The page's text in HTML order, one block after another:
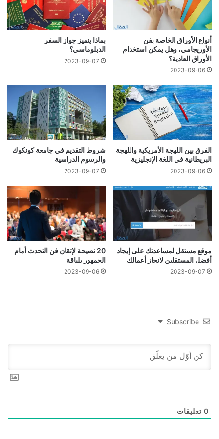
أنواع الأوراق الخاصة بفن
الأوريجامي، وهل يمكن استخدام
الأوراق العادية؟
2023-09-06
بماذا يتميز جواز السفر
الدبلوماسي؟
2023-09-07
الفرق بين اللهجة الأمريكية واللهجة
البريطانية في اللغة الإنجليزية
2023-09-06
شروط التقديم في جامعة كونكوك
والرسوم الدراسية
2023-09-07
موقع مستقل لمساعدتك على إيجاد
أفضل المستقلين لانجاز أعمالك
2023-09-07
20 نصيحة لإتقان فن التحدث أمام
الجمهور بلباقة
2023-09-06
Subscribe
0 تعليقات